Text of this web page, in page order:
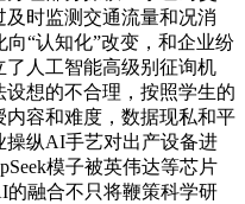
时监测交通流量和况消
“认知化”改变，和企业纷
人工智能高级别征询机
想的不合理，按照学生的
容和难度，数据现私和平
操纵AI手艺对出产设备进
模子被英伟达等芯片
的融合不只将鞭策科学研